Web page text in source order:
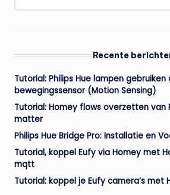
Recente
Tutorial: Philips Hue lampen gebruiken
bewegingssensor (Motion Sensing)
Tutorial: Homey flows overzetten van
matter
Philips Hue Bridge Pro: Installatie en
Tutorial, koppel Eufy via Homey met
mqtt
Tutorial: koppel je Eufy camera’s met